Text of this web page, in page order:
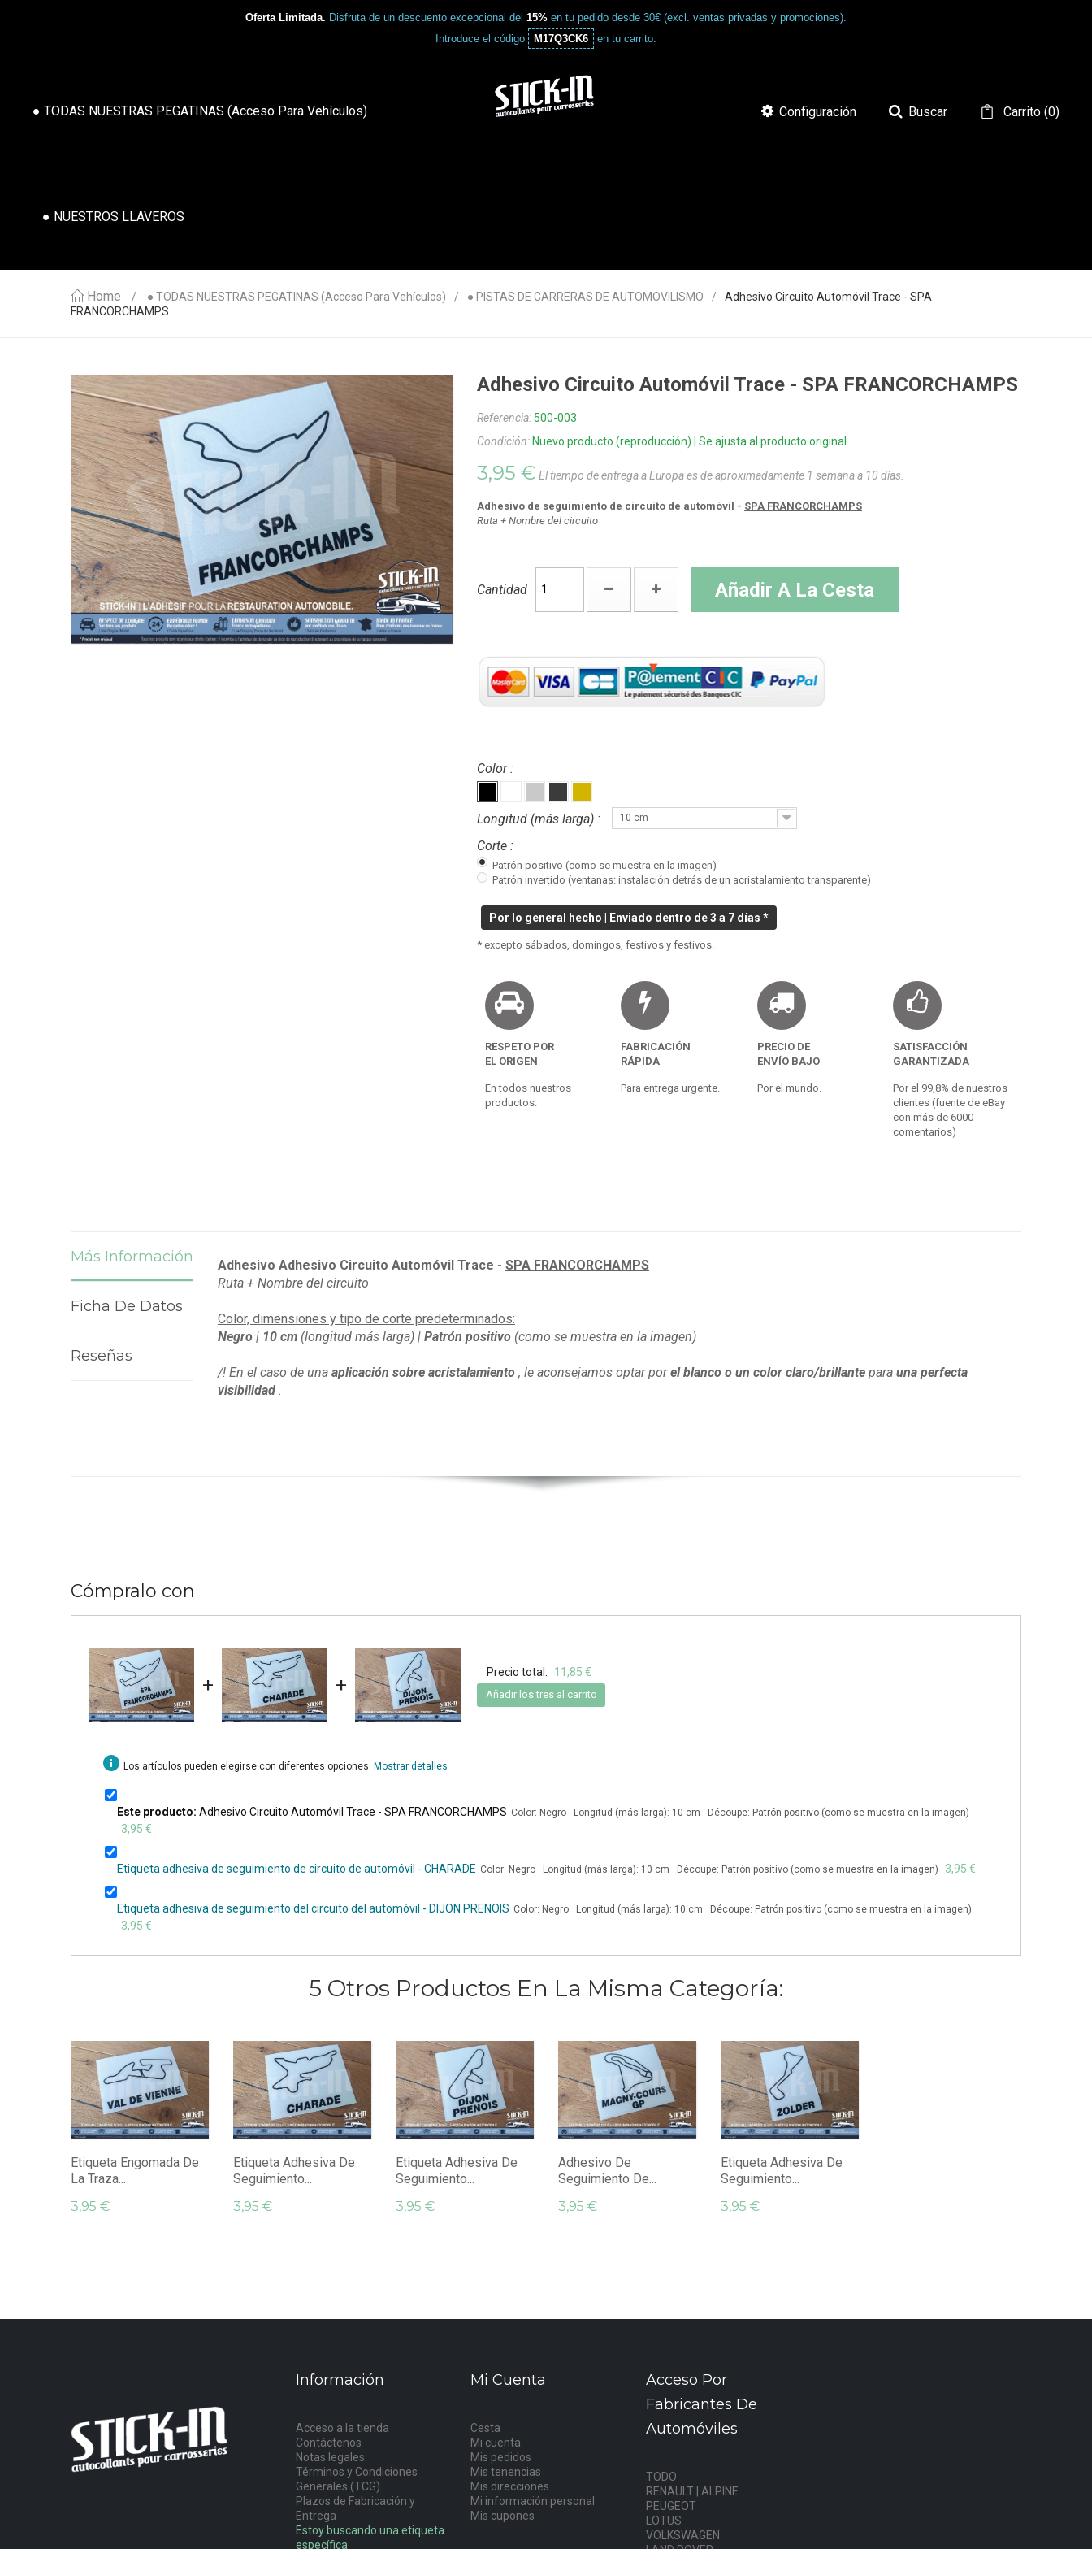
Oferta Limitada. Disfruta de un descuento excepcional del 15% en tu pedido desde 30€ (excl. ventas privadas y promociones).
Introduce el código
M17Q3CK6 en tu carrito.
● TODAS NUESTRAS PEGATINAS (acceso Para Vehículos)
● NUESTROS LLAVEROS
Carrito(0)
Buscar
Configuración
Home ● TODAS NUESTRAS PEGATINAS (acceso Para Vehículos) ● PISTAS DE CARRERAS DE AUTOMOVILISMO
Adhesivo Circuito Automóvil Trace - SPA
FRANCORCHAMPS
Adhesivo Circuito Automóvil Trace - SPA FRANCORCHAMPS
Referencia: 500-003
Condición: Nuevo producto (reproducción) | Se ajusta al producto original.
3,95 € El tiempo de entrega a Europa es de aproximadamente 1 semana a 10 días.
Adhesivo de seguimiento de circuito de automóvil - SPA FRANCORCHAMPS
Ruta + Nombre del circuito
Cantidad Añadir A La Cesta
Color :
Longitud (más larga) : 10 cm
Corte :
Patrón positivo (como se muestra en la imagen)
Patrón invertido (ventanas: instalación detrás de un acristalamiento transparente)
Por lo general hecho | Enviado dentro de 3 a 7 días *
* excepto sábados, domingos, festivos y festivos.
RESPETO POR
EL ORIGEN
En todos nuestros
productos.
FABRICACIÓN
RÁPIDA
Para entrega urgente.
PRECIO DE
ENVÍO BAJO
Por el mundo.
SATISFACCIÓN
GARANTIZADA
Por el 99,8% de nuestros
clientes (fuente de eBay
con más de 6000
comentarios)
Más Información
Ficha De Datos
Reseñas
Adhesivo Adhesivo Circuito Automóvil Trace - SPA FRANCORCHAMPS
Ruta + Nombre del circuito
Color, dimensiones y tipo de corte predeterminados:
Negro | 10 cm (longitud más larga) | Patrón positivo (como se muestra en la imagen)
/! En el caso de una aplicación sobre acristalamiento , le aconsejamos optar porel blanco o un color claro/brillante para una perfecta
visibilidad .
Cómpralo con
+ +
Precio total: 11,85 €
Añadir los tres al carrito
info Los artículos pueden elegirse con diferentes opciones Mostrar detalles
Este producto: Adhesivo Circuito Automóvil Trace - SPA FRANCORCHAMPS Color: Negro Longitud (más larga): 10 cm Découpe: Patrón positivo (como se muestra en la imagen)
3,95 €
Etiqueta adhesiva de seguimiento de circuito de automóvil - CHARADE Color: Negro Longitud (más larga): 10 cm Découpe: Patrón positivo (como se muestra en la imagen) 3,95 €
Etiqueta adhesiva de seguimiento del circuito del automóvil - DIJON PRENOIS Color: Negro Longitud (más larga): 10 cm Découpe: Patrón positivo (como se muestra en la imagen)
3,95 €
5 Otros Productos En La Misma Categoría:
Etiqueta Engomada De
La Traza...
3,95 €
Etiqueta Adhesiva De
Seguimiento...
3,95 €
Etiqueta Adhesiva De
Seguimiento...
3,95 €
Adhesivo De
Seguimiento De...
3,95 €
Etiqueta Adhesiva De
Seguimiento...
3,95 €
Información
Acceso a la tienda
Contáctenos
Notas legales
Términos y Condiciones
Generales (TCG)
Plazos de Fabricación y
Entrega
Estoy buscando una etiqueta
específica
Mi Cuenta
Cesta
Mi cuenta
Mis pedidos
Mis tenencias
Mis direcciones
Mi información personal
Mis cupones
Acceso Por
Fabricantes De
Automóviles
TODO
RENAULT | ALPINE
PEUGEOT
LOTUS
VOLKSWAGEN